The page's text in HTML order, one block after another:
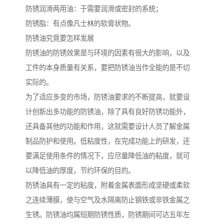
防锈润滑两用油：于需要润滑或密封的系统；
防锈脂：有点像凡士林的软膏状物。
防锈油究竟要怎样发展
防锈油的防锈效果是与环境的因素有很大的影响，以及
工件的本身质量有关系，要把防锈油当作全能的是不切
实际的。
为了适应多变的市场，防锈油要求的不断提高，就要设
计创新出多功能的防锈油，除了具有良好防锈功能外，
还具备其他的功能和作用，这就需要设计人员了解金属
制品防护和使用。低粘度性，在完成功能上的研发，还
要满足使用条件的情况下，应尽量降低油的粘度，就可
以降低油的厚度，节约环保的目的。
防锈油具有一定的粘度，附着金属表面形成坚硬或柔软
之连续薄膜，使与空气及水隔离防止钢铁或非铁金属之
生锈。防锈油均属短期防锈性质，防锈期间可达五年左